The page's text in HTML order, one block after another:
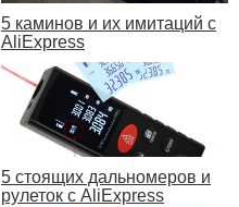
5 каминов и их имитаций с
AliExpress
5 стоящих дальномеров и
рулеток с AliExpress